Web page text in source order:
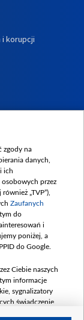
i korupcji
zgody na
danych,
ich
przez
„TVP”),
Zaufanych
do
i
poniżej, a
do Google.
Ciebie naszych
informacje
sygnalizatory
świadczenie